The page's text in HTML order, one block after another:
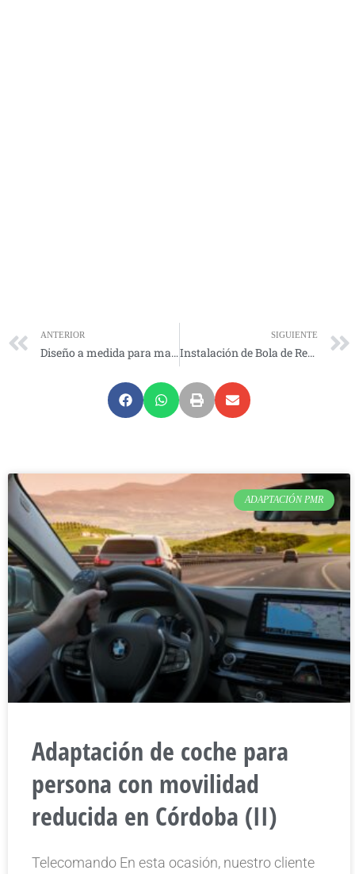
ANTERIOR
Diseño a medida para maletero de policía local
SIGUIENTE
Instalación de Bola de Remolque en Córdoba
ADAPTACIÓN PMR
Adaptación de coche para
persona con movilidad
reducida en Córdoba (II)
Telecomando En esta ocasión, nuestro cliente